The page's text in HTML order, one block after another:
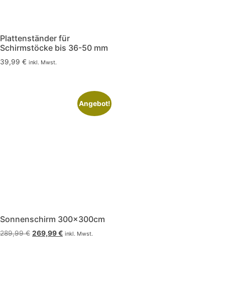
Plattenständer für
Schirmstöcke bis 36-50 mm
39,99 € inkl. Mwst.
Angebot!
Sonnenschirm 300x300cm
289,99€ 269,99€ inkl. Mwst.